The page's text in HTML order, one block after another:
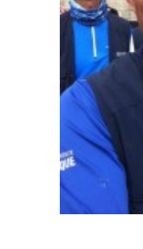
하위메뉴
하위메뉴
부산양산지부
서울지부
울산지부
인천지부
전북지부
충남지부
포항지부